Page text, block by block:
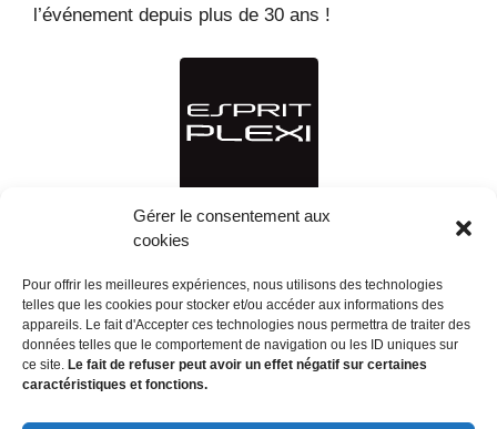
Gérer le consentement aux
cookies
Pour offrir les meilleures expériences, nous utilisons des technologies
telles que les cookies pour stocker et/ou accéder aux informations des
appareils. Le fait d'Accepter ces technologies nous permettra de traiter des
données telles que le comportement de navigation ou les ID uniques sur
ce site. Le fait de refuser peut avoir un effet négatif sur certaines
caractéristiques et fonctions.
l’événement depuis plus de 30 ans !
ESPRIT PLEXI spécialiste de la création et